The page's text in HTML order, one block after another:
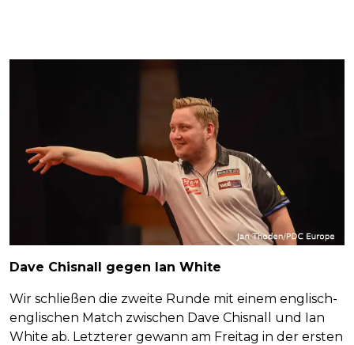
Dave Chisnall gegen Ian White
Wir schließen die zweite Runde mit einem englisch-
englischen Match zwischen Dave Chisnall und Ian
White ab. Letzterer gewann am Freitag in der ersten